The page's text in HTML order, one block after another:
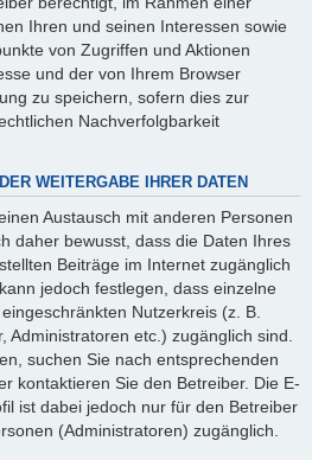
Ihren und seinen Interessen sowie
von Zugriffen und Aktionen
und der von Ihrem Browser
zu speichern, sofern dies zur
Nachverfolgbarkeit
WEITERGABE IHRER DATEN
Austausch mit anderen Personen
daher bewusst, dass die Daten Ihres
Beiträge im Internet zugänglich
jedoch festlegen, dass einzelne
Nutzerkreis (z. B.
Administratoren etc.) zugänglich sind.
suchen Sie nach entsprechenden
kontaktieren Sie den Betreiber. Die E-
ist dabei jedoch nur für den Betreiber
(Administratoren) zugänglich.